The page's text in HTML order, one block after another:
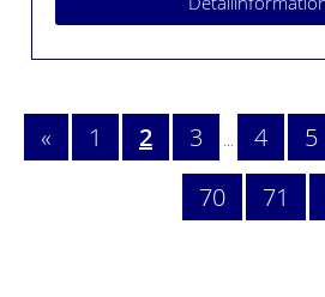
« 1 2 3 ... 4 5
70
71